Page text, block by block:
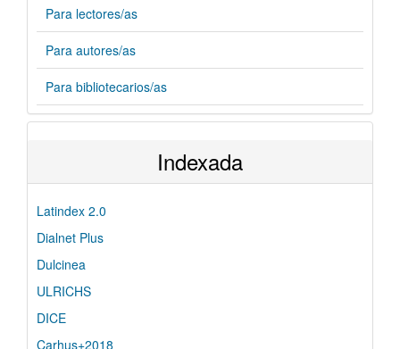
Para lectores/as
Para autores/as
Para bibliotecarios/as
Indexada
Latindex 2.0
Dialnet Plus
Dulcinea
ULRICHS
DICE
Carhus+2018